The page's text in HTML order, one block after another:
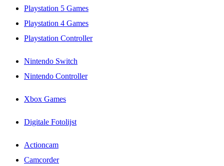
Playstation 5 Games
Playstation 4 Games
Playstation Controller
Nintendo Switch
Nintendo Controller
Xbox Games
Digitale Fotolijst
Actioncam
Camcorder